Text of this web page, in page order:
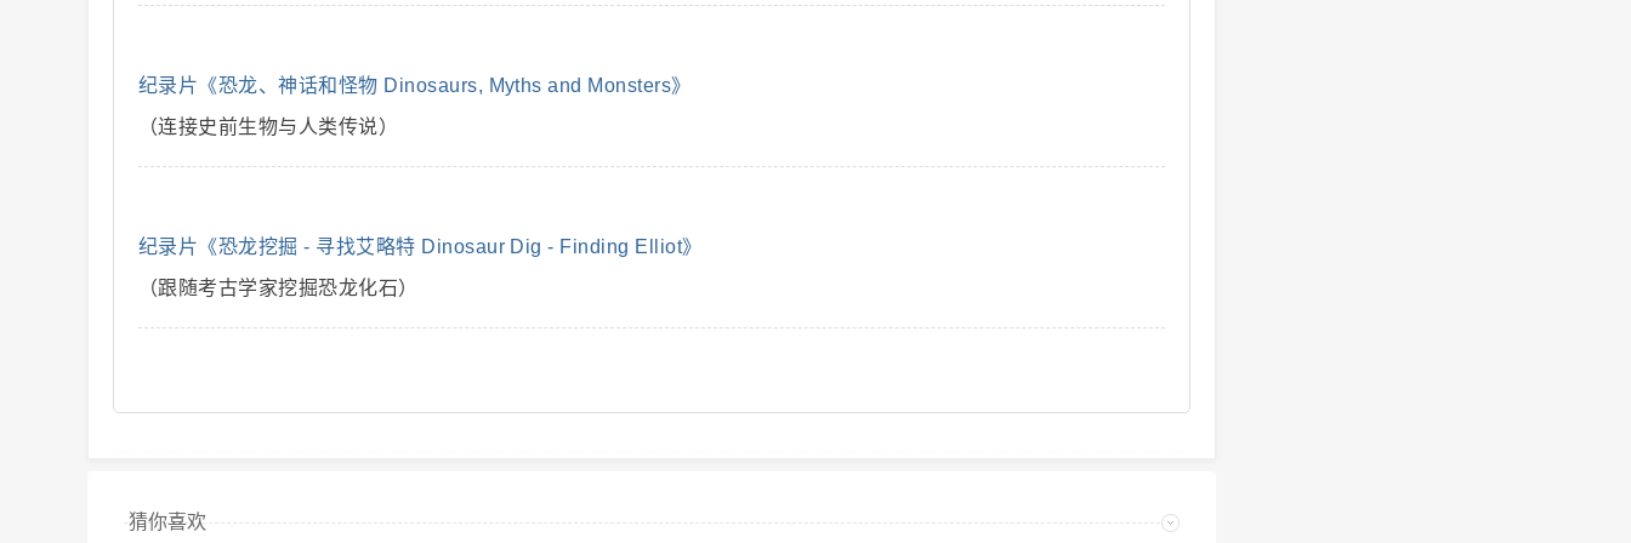
说
纪录片《恐龙、神话和怪物 Dinosaurs, Myths and Monsters》
（连接史前生物与人类传说）
纪录片《恐龙挖掘 - 寻找艾略特 Dinosaur Dig - Finding Elliot》
（跟随考古学家挖掘恐龙化石）
猜你喜欢